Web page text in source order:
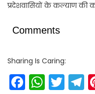
प्रदेशवासियों के कल्याण की
Comments
Sharing Is Caring: